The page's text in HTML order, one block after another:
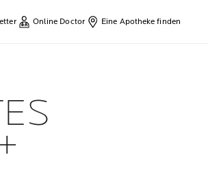
Online Doctor Eine Apotheke finden